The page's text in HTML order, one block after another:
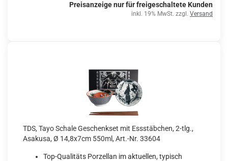
Preisanzeige nur für freigeschaltete Kunden
inkl. 19% MwSt. zzgl. Versand
TDS, Tayo Schale Geschenkset mit Essstäbchen, 2-tlg.,
Asakusa, Ø 14,8x7cm 550ml, Art.-Nr. 33604
Top-Qualitäts Porzellan im aktuellen, typisch